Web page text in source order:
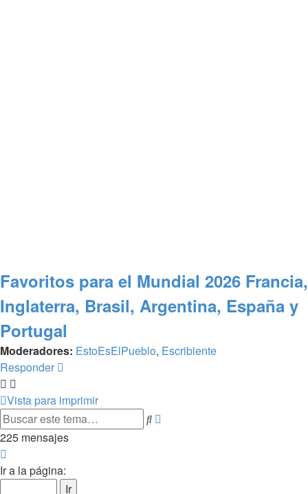
Favoritos para el Mundial 2026 Francia,
Inglaterra, Brasil, Argentina, España y
Portugal
Moderadores: EstoEsElPueblo, Escribiente
Responder
Vista para imprimir
Buscar
225 mensajes
1
Ir a la página: